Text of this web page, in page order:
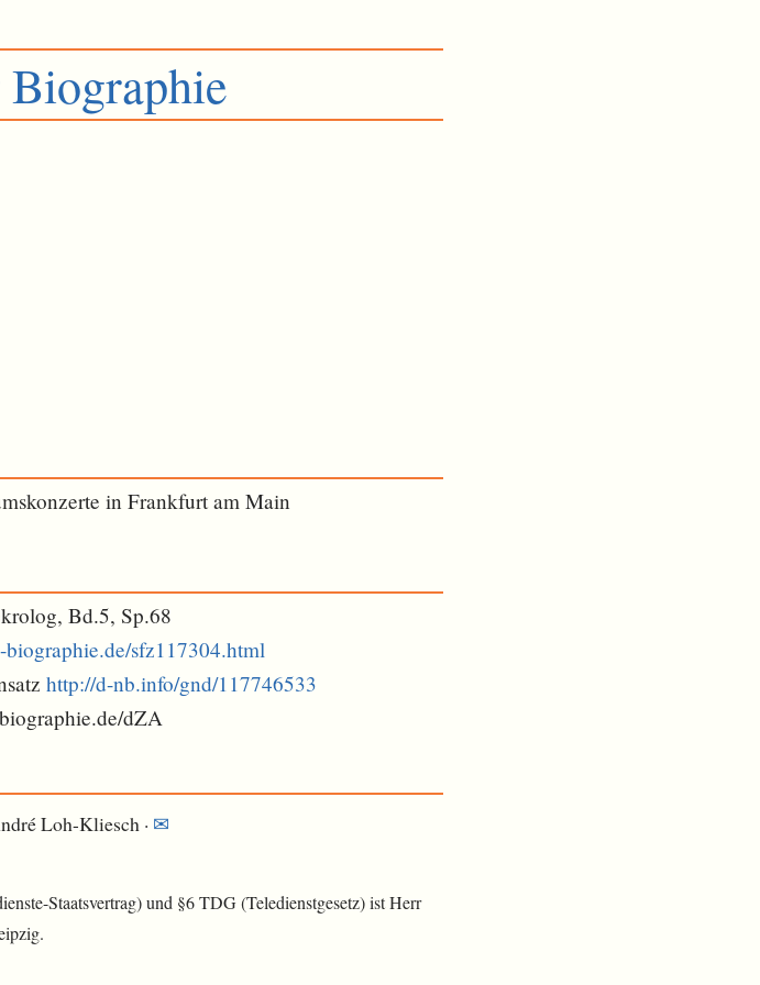
in Frankfurt am Main
Bd.5, Sp.68
sfz117304.html
http://d-nb.info/gnd/117746533
dZA
Loh-Kliesch · ✉︎
Staatsvertrag) und §6 TDG (Teledienstgesetz) ist Herr